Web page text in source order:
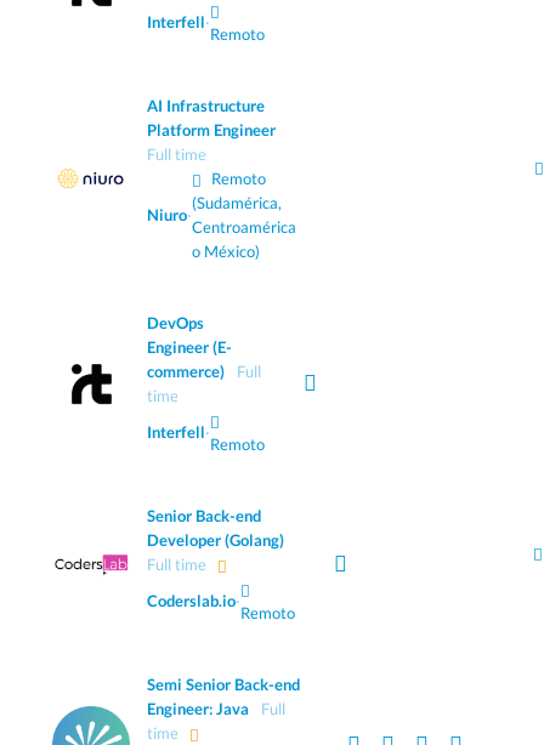
Interfell·
Remoto
AI Infrastructure
Platform Engineer
Full time
Niuro·
Remoto
(Sudamérica,
Centroamérica
o México)
DevOps
Engineer (E-
commerce)
Full
time
Interfell·
Remoto
Senior Back-end
Developer (Golang)
Full time
Coderslab.io·
Remoto
Semi Senior Back-end
Engineer: Java
Full
time